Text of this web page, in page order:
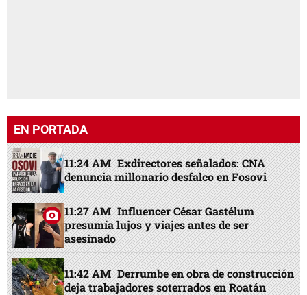
EN PORTADA
11:24 AM Exdirectores señalados: CNA
denuncia millonario desfalco en Fosovi
11:27 AM Influencer César Gastélum
presumía lujos y viajes antes de ser
asesinado
11:42 AM Derrumbe en obra de construcción
deja trabajadores soterrados en Roatán